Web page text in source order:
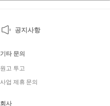
공지사항
기타 문의
원고 투고
사업 제휴 문의
회사